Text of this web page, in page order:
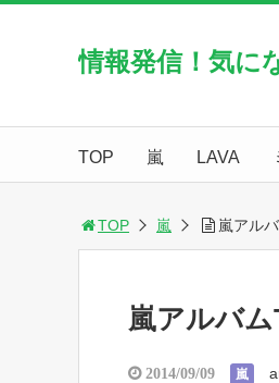
情報発信！気に
TOP 嵐 LAVA
TOP 嵐 嵐アル
嵐アルバ
2014/09/09 嵐